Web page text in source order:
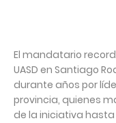
El mandatario
UASD en Santiago
durante años por
provincia, quienes
de la iniciativa